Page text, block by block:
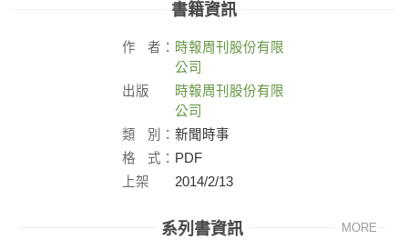
書籍資訊
作 者： 時報周刊股份有限
公司
出版
時報周刊股份有限
公司
類
別： 新聞時事
格
式： PDF
上架
2014/2/13
系列書資訊 MORE